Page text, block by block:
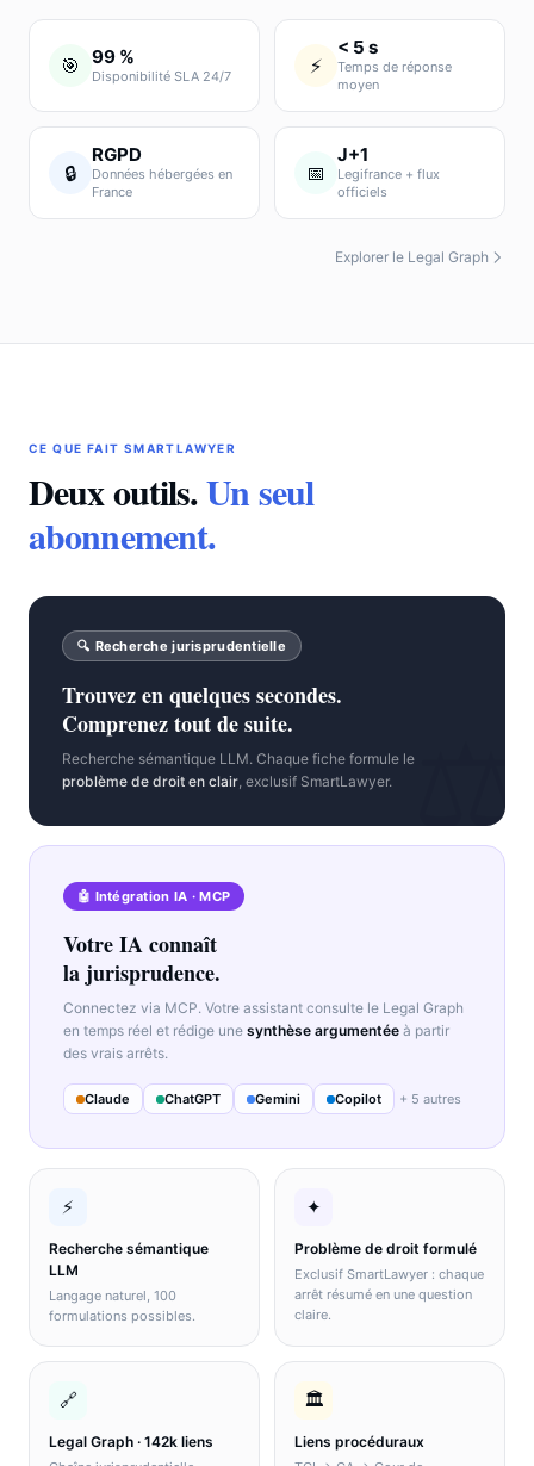
🎯 99 %
Disponibilité SLA 24/7 ⚡
< 5 s
Temps de réponse
moyen
🔒
RGPD
Données hébergées en
France
📅
J+1
Legifrance + flux
officiels
Explorer le Legal Graph
CE QUE FAIT SMARTLAWYER
Deux outils.Un seul
abonnement.
⚖
🔍 Recherche jurisprudentielle
Trouvez en quelques secondes.
Comprenez tout de suite.
Recherche sémantique LLM. Chaque fiche formule le
problème de droit en clair, exclusif SmartLawyer.
🤖 Intégration IA · MCP
Votre IA connaît
la jurisprudence.
Connectez via MCP. Votre assistant consulte le Legal Graph
en temps réel et rédige une synthèse argumentée à partir
des vrais arrêts.
Claude ChatGPT Gemini Copilot + 5 autres
⚡
Recherche sémantique
LLM
Langage naturel, 100
formulations possibles.
✦
Problème de droit formulé
Exclusif SmartLawyer : chaque
arrêt résumé en une question
claire.
🔗
Legal Graph · 142k liens
🏛️
Liens procéduraux